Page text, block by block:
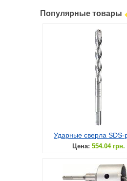
Популярные товары
Ударные сверла SDS-
Цена: 554.04 грн.